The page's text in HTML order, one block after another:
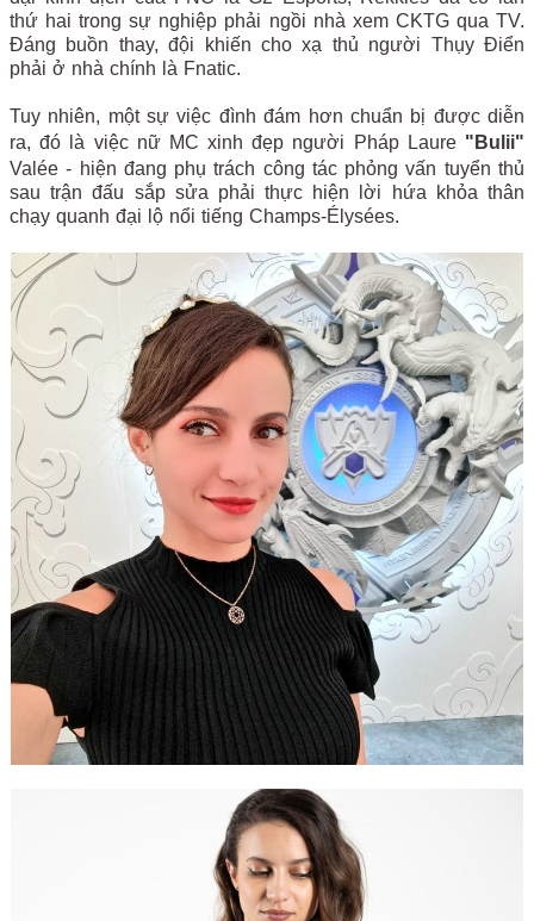
thứ hai trong sự nghiệp phải ngồi nhà xem CKTG qua TV.
Đáng buồn thay, đội khiến cho xạ thủ người Thụy Điển
phải ở nhà chính là Fnatic.
Tuy nhiên, một sự việc đình đám hơn chuẩn bị được diễn
ra, đó là việc nữ MC xinh đẹp người Pháp Laure "Bulii"
Valée - hiện đang phụ trách công tác phỏng vấn tuyển thủ
sau trận đấu sắp sửa phải thực hiện lời hứa khỏa thân
chạy quanh đại lộ nổi tiếng Champs-Élysées.